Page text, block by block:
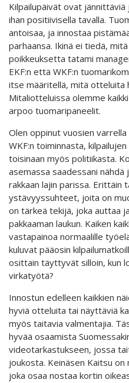
Kilpailupäivät ovat
ihan positiivisella tavalla.
antoisaa, ja innostaa
parhaansa. Ikinä ei tiedä,
poikkeuksetta tatami
EKF:n että WKF:n
itse määritellä, mitä otteluita
Mitaliotteluissa olemme
arpoo tuomaripaneelit.
Olen oppinut vuosien
WKF:n toiminnasta,
toisinaan myös politiikasta.
asemassa saadessani nähdä
rakkaan lajin parissa. Erittäin
ystävyyssuhteet, joita on
on tärkeä tekijä, joka auttaa
pakkaaman laukun. Kaiken
vastapainoa normaalille
kuluvat pääosin
osittain täyttyvät silloin, kun
virkatyötä?
Innostun edelleen kaikkien
hyviä otteluita tai näyttäviä
myös taitavia valmentajia.
hyvää osaamista
videotarkastukseen, jossa
joukosta. Keinäsen Kaitsu on
joka osaa nostaa kortin